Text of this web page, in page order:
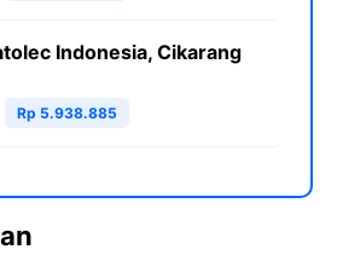
Indonesia, Cikarang
Rp 5.938.885